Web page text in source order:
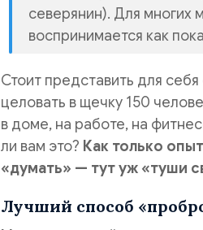
северянин). Для многих
воспринимается как
Стоит представить для
целовать в щечку 150
в доме, на работе, на
ли вам это? Как только
«думать» — тут уж «туши
Лучший способ